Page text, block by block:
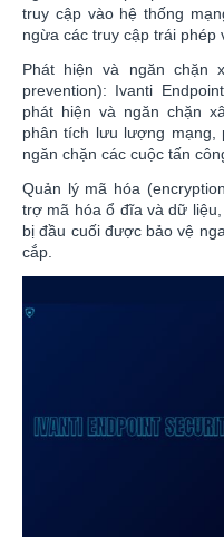
truy cập vào hệ thống
ngừa các truy cập trái phép
Phát hiện và ngăn chặn
prevention): Ivanti
phát hiện và ngăn chặn
phân tích lưu lượng mạng,
ngăn chặn các cuộc tấn
Quản lý mã hóa
trợ mã hóa ổ đĩa và dữ
bị đầu cuối được bảo vệ
cắp.